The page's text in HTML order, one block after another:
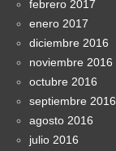
febrero 2017
enero 2017
diciembre 2016
noviembre 2016
octubre 2016
septiembre 2016
agosto 2016
julio 2016